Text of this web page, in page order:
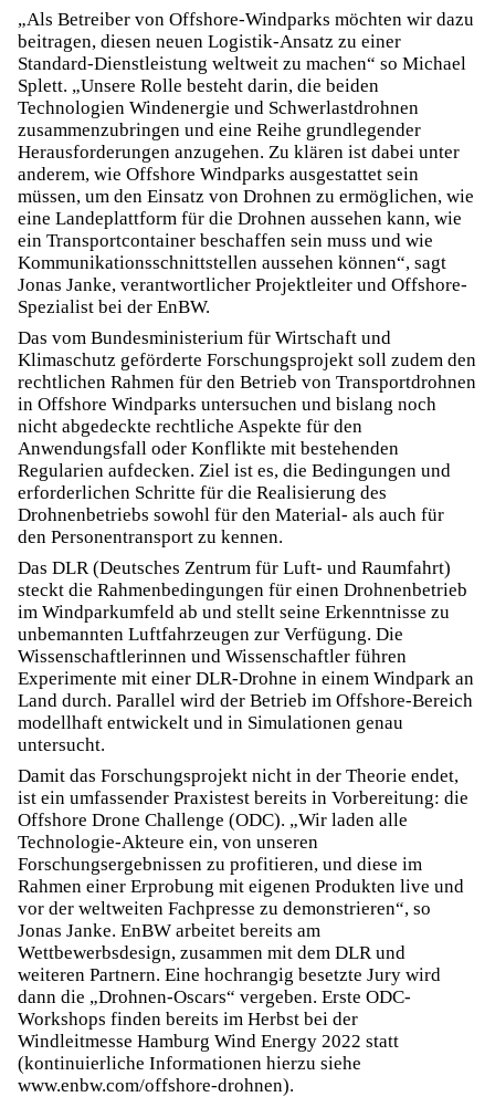
„Als Betreiber von Offshore-Windparks möchten wir dazu
beitragen, diesen neuen Logistik-Ansatz zu einer
Standard-Dienstleistung weltweit zu machen“ so Michael
Splett. „Unsere Rolle besteht darin, die beiden
Technologien Windenergie und Schwerlastdrohnen
zusammenzubringen und eine Reihe grundlegender
Herausforderungen anzugehen. Zu klären ist dabei unter
anderem, wie Offshore Windparks ausgestattet sein
müssen, um den Einsatz von Drohnen zu ermöglichen, wie
eine Landeplattform für die Drohnen aussehen kann, wie
ein Transportcontainer beschaffen sein muss und wie
Kommunikationsschnittstellen aussehen können“, sagt
Jonas Janke, verantwortlicher Projektleiter und Offshore-
Spezialist bei der EnBW.
Das vom Bundesministerium für Wirtschaft und
Klimaschutz geförderte Forschungsprojekt soll zudem den
rechtlichen Rahmen für den Betrieb von Transportdrohnen
in Offshore Windparks untersuchen und bislang noch
nicht abgedeckte rechtliche Aspekte für den
Anwendungsfall oder Konflikte mit bestehenden
Regularien aufdecken. Ziel ist es, die Bedingungen und
erforderlichen Schritte für die Realisierung des
Drohnenbetriebs sowohl für den Material- als auch für
den Personentransport zu kennen.
Das DLR (Deutsches Zentrum für Luft- und Raumfahrt)
steckt die Rahmenbedingungen für einen Drohnenbetrieb
im Windparkumfeld ab und stellt seine Erkenntnisse zu
unbemannten Luftfahrzeugen zur Verfügung. Die
Wissenschaftlerinnen und Wissenschaftler führen
Experimente mit einer DLR-Drohne in einem Windpark an
Land durch. Parallel wird der Betrieb im Offshore-Bereich
modellhaft entwickelt und in Simulationen genau
untersucht.
Damit das Forschungsprojekt nicht in der Theorie endet,
ist ein umfassender Praxistest bereits in Vorbereitung: die
Offshore Drone Challenge (ODC). „Wir laden alle
Technologie-Akteure ein, von unseren
Forschungsergebnissen zu profitieren, und diese im
Rahmen einer Erprobung mit eigenen Produkten live und
vor der weltweiten Fachpresse zu demonstrieren“, so
Jonas Janke. EnBW arbeitet bereits am
Wettbewerbsdesign, zusammen mit dem DLR und
weiteren Partnern. Eine hochrangig besetzte Jury wird
dann die „Drohnen-Oscars“ vergeben. Erste ODC-
Workshops finden bereits im Herbst bei der
Windleitmesse Hamburg Wind Energy 2022 statt
(kontinuierliche Informationen hierzu siehe
www.enbw.com/offshore-drohnen).